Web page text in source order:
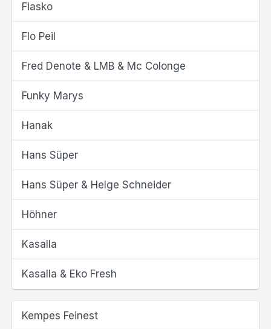
Fiasko
Flo Peil
Fred Denote & LMB & Mc Colonge
Funky Marys
Hanak
Hans Süper
Hans Süper & Helge Schneider
Höhner
Kasalla
Kasalla & Eko Fresh
Kempes Feinest